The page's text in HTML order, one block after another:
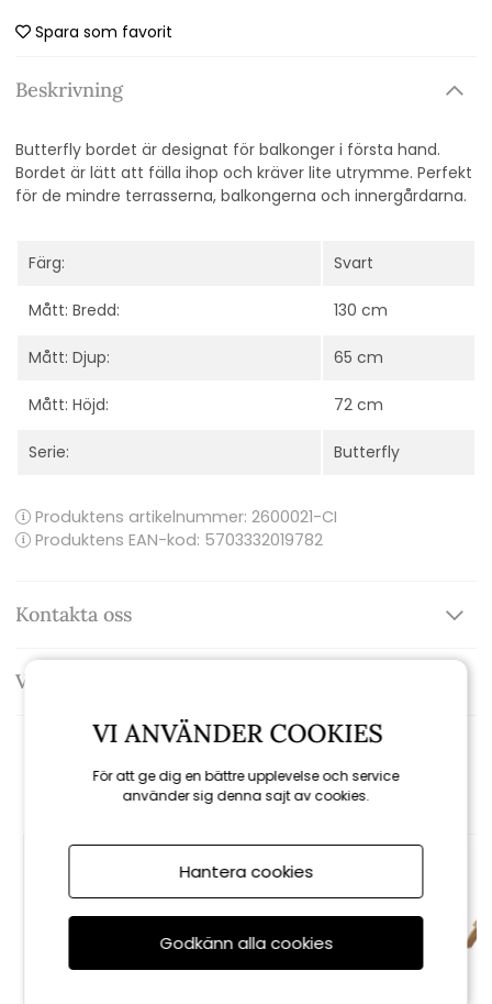
Spara som favorit
Beskrivning
Butterfly bordet är designat för balkonger i första hand.
Bordet är lätt att fälla ihop och kräver lite utrymme. Perfekt
för de mindre terrasserna, balkongerna och innergårdarna.
Färg: Svart
Mått: Bredd: 130 cm
Mått: Djup: 65 cm
Mått: Höjd: 72 cm
Serie: Butterfly
Produktens artikelnummer: 2600021-CI
Produktens EAN-kod: 5703332019782
Kontakta oss
Varumärke: Cinas
Rekommenderade tillbehör
VI ANVÄNDER COOKIES
För att ge dig en bättre upplevelse och service
använder sig denna sajt av cookies.
Hantera cookies
Godkänn alla cookies